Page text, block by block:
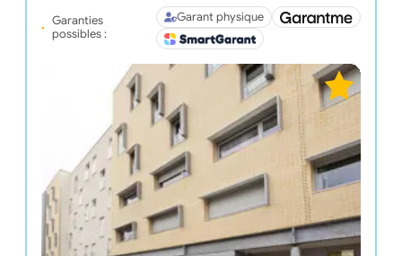
Garanties
possibles :
Garant physique